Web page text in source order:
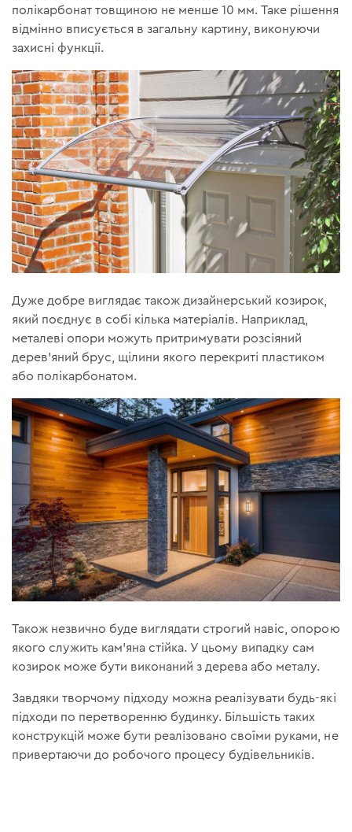
полікарбонат товщиною не менше 10 мм. Таке рішення
відмінно вписується в загальну картину, виконуючи
захисні функції.
Дуже добре виглядає також дизайнерський козирок,
який поєднує в собі кілька матеріалів. Наприклад,
металеві опори можуть притримувати розсіяний
дерев'яний брус, щілини якого перекриті пластиком
або полікарбонатом.
Також незвично буде виглядати строгий навіс, опорою
якого служить кам'яна стійка. У цьому випадку сам
козирок може бути виконаний з дерева або металу.
Завдяки творчому підходу можна реалізувати будь-які
підходи по перетворенню будинку. Більшість таких
конструкцій може бути реалізовано своїми руками, не
привертаючи до робочого процесу будівельників.